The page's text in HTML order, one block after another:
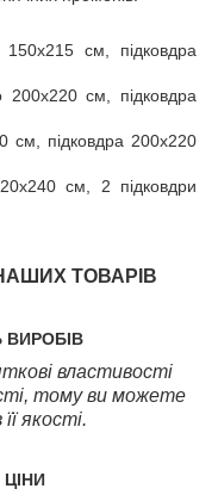
см, підковдра
200х220 см, підковдра
см, підковдра 200х220
см, 2 підковдри
ТОВАРІВ
ВИРОБІВ
властивості
тому ви можете
якості.